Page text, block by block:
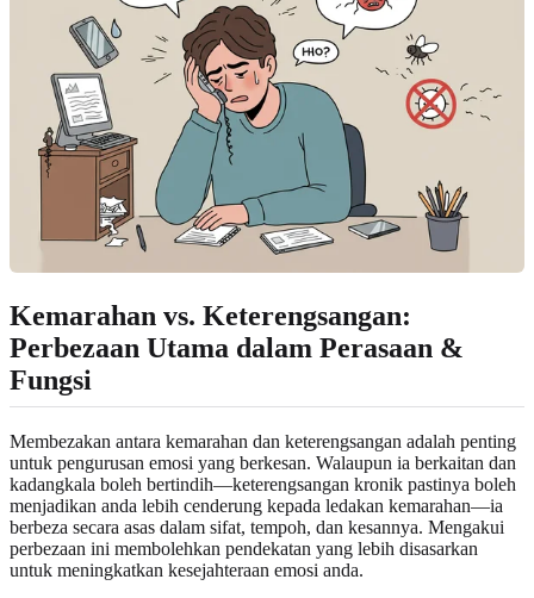
Kemarahan vs. Keterengsangan:
Perbezaan Utama dalam Perasaan &
Fungsi
Membezakan antara kemarahan dan keterengsangan adalah penting
untuk pengurusan emosi yang berkesan. Walaupun ia berkaitan dan
kadangkala boleh bertindih—keterengsangan kronik pastinya boleh
menjadikan anda lebih cenderung kepada ledakan kemarahan—ia
berbeza secara asas dalam sifat, tempoh, dan kesannya. Mengakui
perbezaan ini membolehkan pendekatan yang lebih disasarkan
untuk meningkatkan kesejahteraan emosi anda.